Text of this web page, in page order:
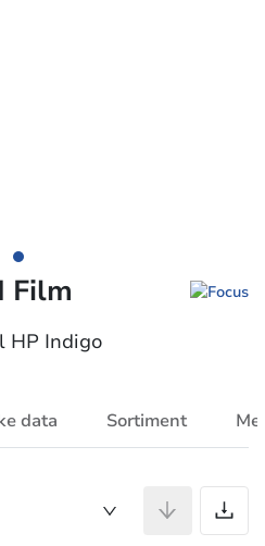
Film
HP Indigo
data Sortiment